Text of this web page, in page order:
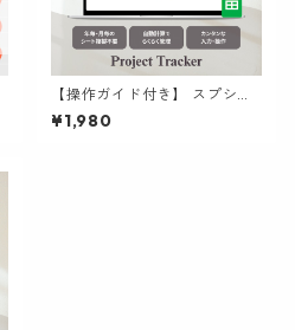
【操作ガイド付き】 スプシで
管理する 案件管理テンプレー
ト 全5色セット | スプレッドシ
¥1,980